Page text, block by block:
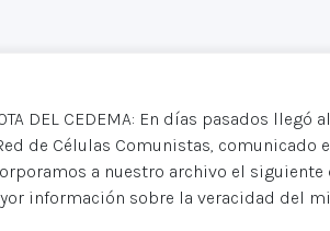
DEL CEDEMA: En días pasados
de Células Comunistas,
a nuestro archivo el
información sobre la veracidad del